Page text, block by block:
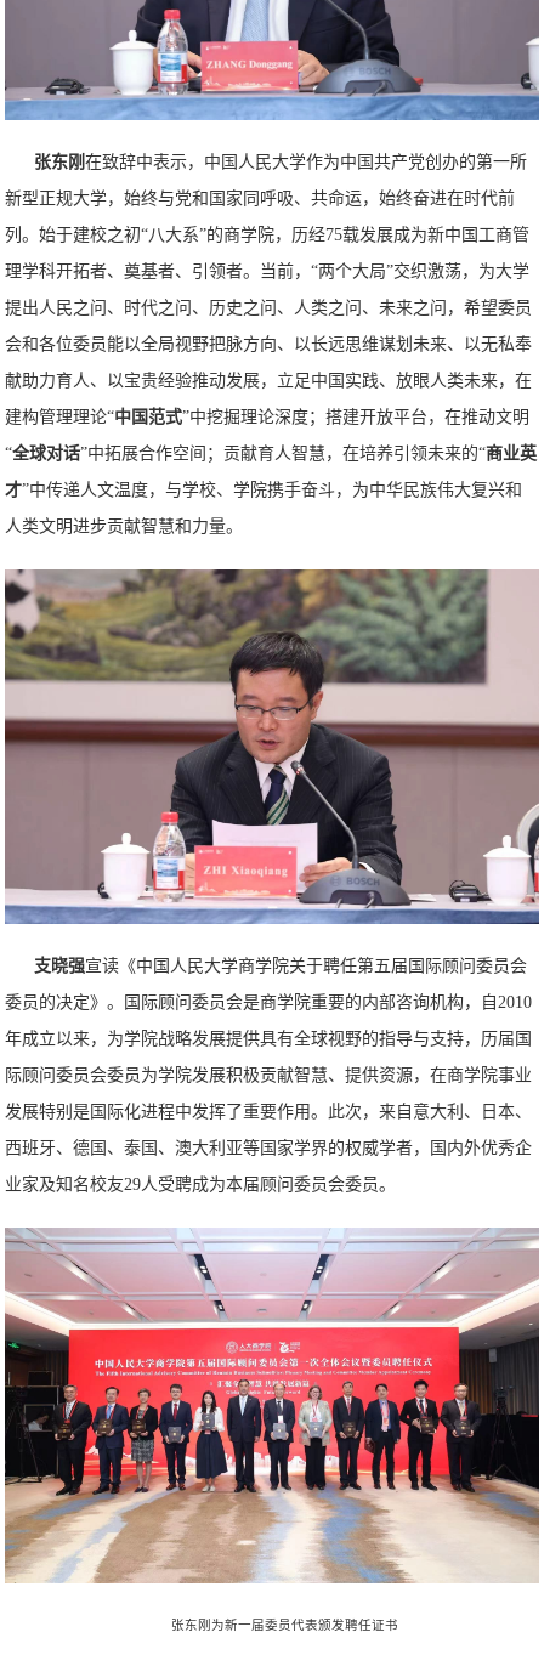
张东刚在致辞中表示，中国人民大学作为中国共产党创办的第一所
新型正规大学，始终与党和国家同呼吸、共命运，始终奋进在时代前
列。始于建校之初“八大系”的商学院，历经75载发展成为新中国工商管
理学科开拓者、奠基者、引领者。当前，“两个大局”交织激荡，为大学
提出人民之问、时代之问、历史之问、人类之问、未来之问，希望委员
会和各位委员能以全局视野把脉方向、以长远思维谋划未来、以无私奉
献助力育人、以宝贵经验推动发展，立足中国实践、放眼人类未来，在
建构管理理论“中国范式”中挖掘理论深度；搭建开放平台，在推动文明
“全球对话”中拓展合作空间；贡献育人智慧，在培养引领未来的“商业英
才”中传递人文温度，与学校、学院携手奋斗，为中华民族伟大复兴和
人类文明进步贡献智慧和力量。
支晓强宣读《中国人民大学商学院关于聘任第五届国际顾问委员会
委员的决定》。国际顾问委员会是商学院重要的内部咨询机构，自2010
年成立以来，为学院战略发展提供具有全球视野的指导与支持，历届国
际顾问委员会委员为学院发展积极贡献智慧、提供资源，在商学院事业
发展特别是国际化进程中发挥了重要作用。此次，来自意大利、日本、
西班牙、德国、泰国、澳大利亚等国家学界的权威学者，国内外优秀企
业家及知名校友29人受聘成为本届顾问委员会委员。
张东刚为新一届委员代表颁发聘任证书